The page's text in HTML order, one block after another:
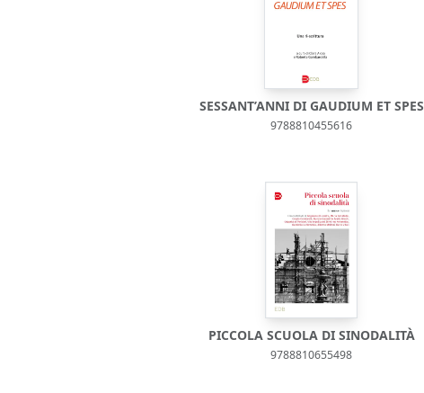
SESSANT’ANNI DI GAUDIUM ET SPES
9788810455616
PICCOLA SCUOLA DI SINODALITÀ
9788810655498